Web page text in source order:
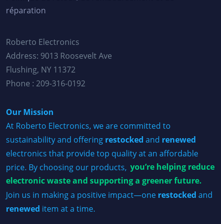
réparation
Roberto Electronics
Address: 9013 Roosevelt Ave
Flushing, NY 11372
Phone : 209-316-0192
Our Mission
At Roberto Electronics, we are committed to
sustainability and offering restocked and renewed
electronics that provide top quality at an affordable
price. By choosing our products, you’re helping reduce
electronic waste and supporting a greener future.
Join us in making a positive impact—one restocked and
renewed item at a time.